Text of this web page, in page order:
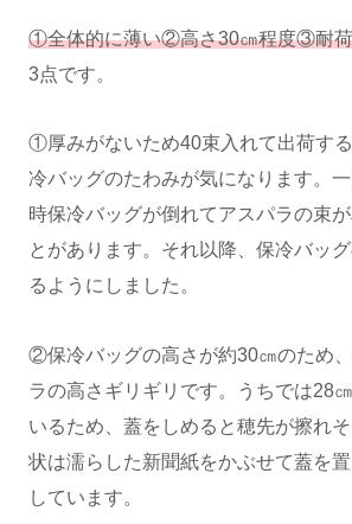
①全体的に薄い②高さ30㎝程度③耐
3点です。
①厚みがないため40束入れて出荷す
冷バッグのたわみが気になります。
時保冷バッグが倒れてアスパラの束
とがあります。それ以降、保冷バッ
るようにしました。
②保冷バッグの高さが約30㎝のため
ラの高さギリギリです。うちでは28
いるため、蓋をしめると穂先が擦れ
状は濡らした新聞紙をかぶせて蓋を
しています。